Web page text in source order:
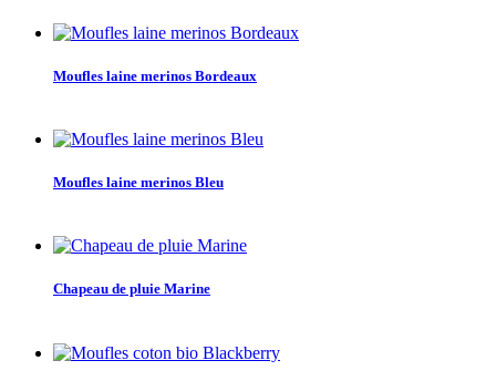
Moufles laine merinos Bordeaux
Moufles laine merinos Bleu
Chapeau de pluie Marine